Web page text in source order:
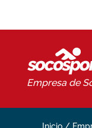
Empresa de